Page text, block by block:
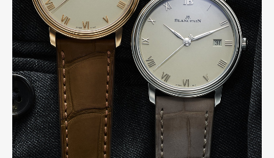
Art&DesignWatch
Fashion
Gourmet
Cars
Product CultureLifestyle
Pen Membership
Magazine
Official Columnist
About
Contact